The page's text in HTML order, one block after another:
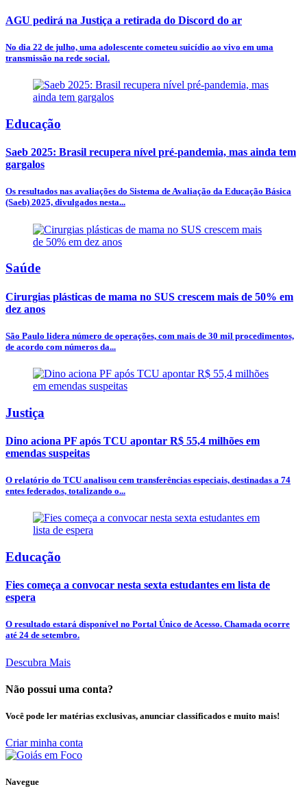
AGU pedirá na Justiça a retirada do Discord do ar
No dia 22 de julho, uma adolescente cometeu suicídio ao vivo em uma
transmissão na rede social.
Educação
Saeb 2025: Brasil recupera nível pré-pandemia, mas ainda tem
gargalos
Os resultados nas avaliações do Sistema de Avaliação da Educação Básica
(Saeb) 2025, divulgados nesta...
Saúde
Cirurgias plásticas de mama no SUS crescem mais de 50% em
dez anos
São Paulo lidera número de operações, com mais de 30 mil procedimentos,
de acordo com números da...
Justiça
Dino aciona PF após TCU apontar R$ 55,4 milhões em
emendas suspeitas
O relatório do TCU analisou cem transferências especiais, destinadas a 74
entes federados, totalizando o...
Educação
Fies começa a convocar nesta sexta estudantes em lista de
espera
O resultado estará disponível no Portal Único de Acesso. Chamada ocorre
até 24 de setembro.
Descubra Mais
Não possui uma conta?
Você pode ler matérias exclusivas, anunciar classificados e muito mais!
Criar minha conta
Navegue